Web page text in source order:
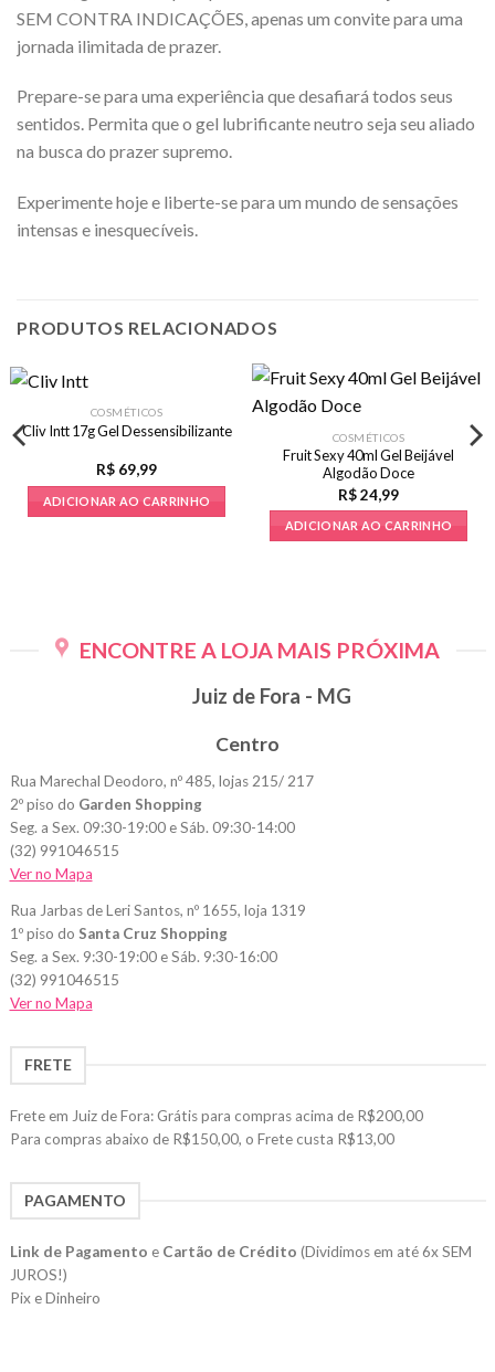
SEM CONTRA INDICAÇÕES, apenas um convite para uma
jornada ilimitada de prazer.
Prepare-se para uma experiência que desafiará todos seus
sentidos. Permita que o gel lubrificante neutro seja seu aliado
na busca do prazer supremo.
Experimente hoje e liberte-se para um mundo de sensações
intensas e inesquecíveis.
PRODUTOS RELACIONADOS
COSMÉTICOS
Cliv Intt 17g Gel Dessensibilizante
R$ 69,99
ADICIONAR AO CARRINHO
COSMÉTICOS
Fruit Sexy 40ml Gel Beijável
Algodão Doce
R$24,99
ADICIONAR AO CARRINHO
ENCONTRE A LOJA MAIS PRÓXIMA
Juiz de Fora - MG
Centro
Rua Marechal Deodoro, nº 485, lojas 215/ 217
2º piso do Garden Shopping
Seg. a Sex. 09:30-19:00 e Sáb. 09:30-14:00
(32) 991046515
Ver no Mapa
Rua Jarbas de Leri Santos, nº 1655, loja 1319
1º piso do Santa Cruz Shopping
Seg. a Sex. 9:30-19:00 e Sáb. 9:30-16:00
(32) 991046515
Ver no Mapa
FRETE
Frete em Juiz de Fora: Grátis para compras acima de R$200,00
Para compras abaixo de R$150,00, o Frete custa R$13,00
PAGAMENTO
Link de Pagamento e Cartão de Crédito (Dividimos em até 6x SEM
JUROS!)
Pix e Dinheiro